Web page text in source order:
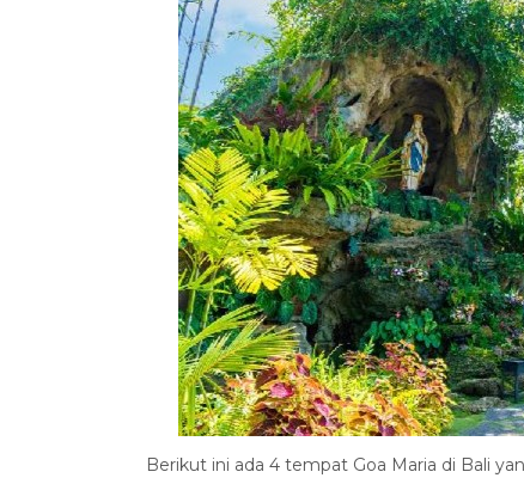
Berikut ini ada 4 tempat Goa Maria di Bali